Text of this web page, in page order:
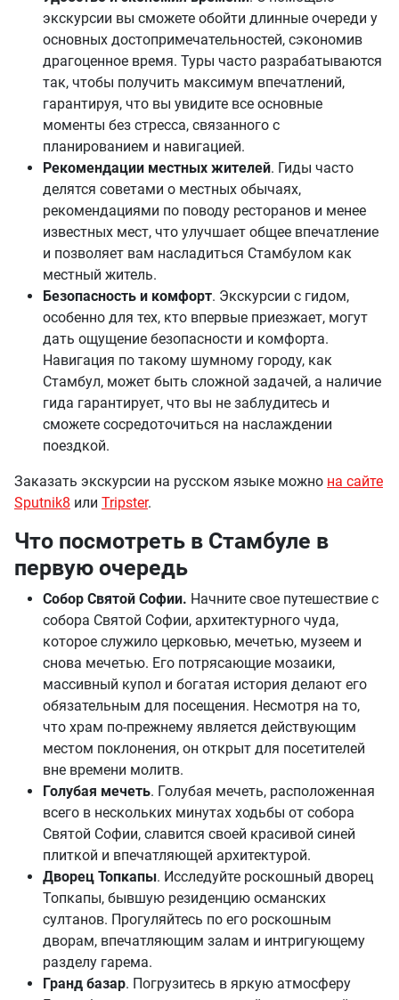
экскурсии вы сможете обойти длинные очереди у
основных достопримечательностей, сэкономив
драгоценное время. Туры часто разрабатываются
так, чтобы получить максимум впечатлений,
гарантируя, что вы увидите все основные
моменты без стресса, связанного с
планированием и навигацией.
Рекомендации местных жителей. Гиды часто
делятся советами о местных обычаях,
рекомендациями по поводу ресторанов и менее
известных мест, что улучшает общее впечатление
и позволяет вам насладиться Стамбулом как
местный житель.
Безопасность и комфорт. Экскурсии с гидом,
особенно для тех, кто впервые приезжает, могут
дать ощущение безопасности и комфорта.
Навигация по такому шумному городу, как
Стамбул, может быть сложной задачей, а наличие
гида гарантирует, что вы не заблудитесь и
сможете сосредоточиться на наслаждении
поездкой.
Заказать экскурсии на русском языке можно на сайте
Sputnik8 или Tripster.
Что посмотреть в Стамбуле в
первую очередь
Собор Святой Софии. Начните свое путешествие с
собора Святой Софии, архитектурного чуда,
которое служило церковью, мечетью, музеем и
снова мечетью. Его потрясающие мозаики,
массивный купол и богатая история делают его
обязательным для посещения. Несмотря на то,
что храм по-прежнему является действующим
местом поклонения, он открыт для посетителей
вне времени молитв.
Голубая мечеть. Голубая мечеть, расположенная
всего в нескольких минутах ходьбы от собора
Святой Софии, славится своей красивой синей
плиткой и впечатляющей архитектурой.
Дворец Топкапы. Исследуйте роскошный дворец
Топкапы, бывшую резиденцию османских
султанов. Прогуляйтесь по его роскошным
дворам, впечатляющим залам и интригующему
разделу гарема.
Гранд базар. Погрузитесь в яркую атмосферу